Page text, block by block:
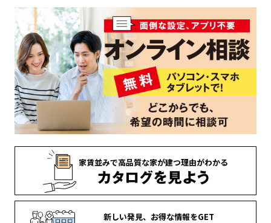
家賃並みで高品質な家が建つ理由がわかる
新しい発見、 お得な情報をGET